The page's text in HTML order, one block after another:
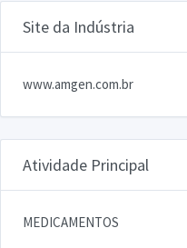
Site da Indústria
www.amgen.com.br
Atividade Principal
MEDICAMENTOS